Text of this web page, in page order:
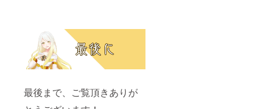
最後まで、ご覧頂きありが